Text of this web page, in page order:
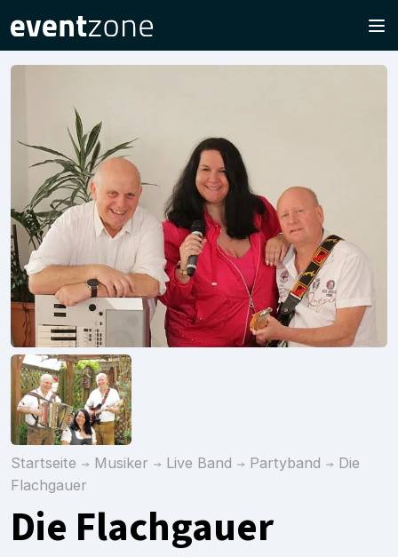
Startseite Musiker Live Band Partyband
Die
Flachgauer
Die Flachgauer